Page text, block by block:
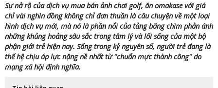
Sự nở rộ của dịch vụ mua bán ảnh chơi golf, ăn omakase với giá
chỉ vài nghìn đồng không chỉ đơn thuần là câu chuyện về một loại
hình dịch vụ mới, mà nó là phần nổi của tảng băng chìm phản ánh
những khủng hoảng sâu sắc trong tâm lý và lối sống của một bộ
phận giới trẻ hiện nay. Sống trong kỷ nguyên số, người trẻ đang là
thế hệ chịu áp lực nặng nề nhất từ "chuẩn mực thành công" do
mạng xã hội định nghĩa.